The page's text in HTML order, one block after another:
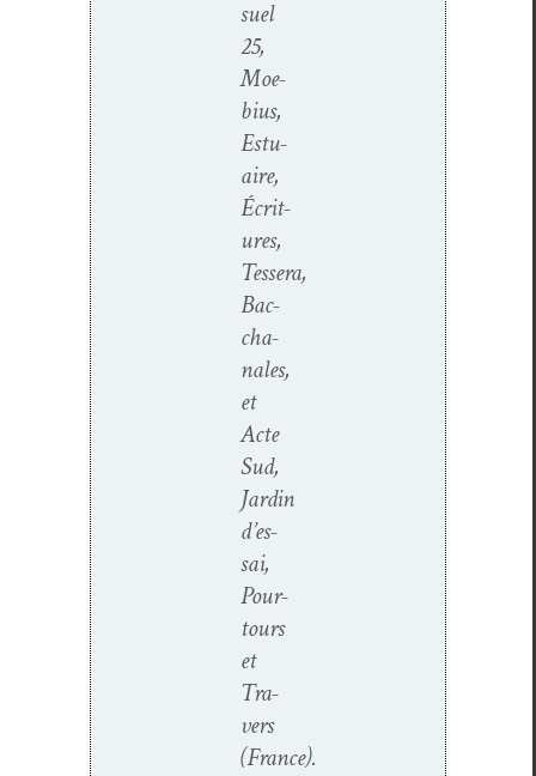
su­el
25,
Moe­
bius,
Estu­
aire,
Écri­t­
ures,
Tessera,
Bac­
cha­
nales,
et
Acte
Sud,
Jardin
d’es­
sai,
Pour­
tours
et
Tra­
vers
(France).